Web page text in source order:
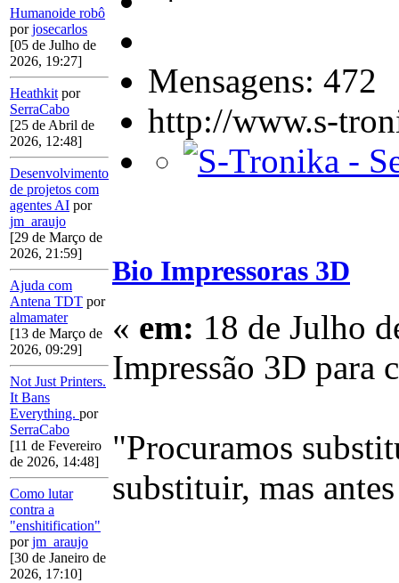
Humanoide robô
porjosecarlos
[05 de Julho de
2026, 19:27]
Heathkit por
SerraCabo
[25 de Abril de
2026, 12:48]
Desenvolvimento
de projetos com
agentes AI por
jm_araujo
[29 de Março de
2026, 21:59]
Ajuda com
Antena TDT por
almamater
[13 de Março de
2026, 09:29]
Not Just Printers.
It Bans
Everything. por
SerraCabo
[11 de Fevereiro
de 2026, 14:48]
Como lutar
contra a
"enshitification"
porjm_araujo
[30 de Janeiro de
2026, 17:10]
Mensagens: 472
http://www.s-
Bio Impressoras 3D
« em: 18 de Julho
Impressão 3D para
"Procuramos
substituir, mas